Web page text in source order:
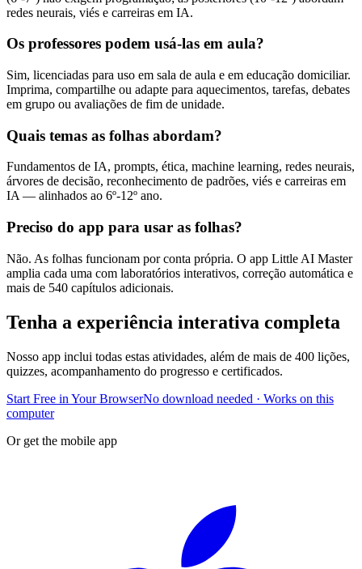
redes neurais, viés e carreiras em IA.
Os professores podem usá-las em aula?
Sim, licenciadas para uso em sala de aula e em educação domiciliar.
Imprima, compartilhe ou adapte para aquecimentos, tarefas, debates
em grupo ou avaliações de fim de unidade.
Quais temas as folhas abordam?
Fundamentos de IA, prompts, ética, machine learning, redes neurais,
árvores de decisão, reconhecimento de padrões, viés e carreiras em
IA — alinhados ao 6º-12º ano.
Preciso do app para usar as folhas?
Não. As folhas funcionam por conta própria. O app Little AI Master
amplia cada uma com laboratórios interativos, correção automática e
mais de 540 capítulos adicionais.
Tenha a experiência interativa completa
Nosso app inclui todas estas atividades, além de mais de 400 lições,
quizzes, acompanhamento do progresso e certificados.
Start Free in Your BrowserNo download needed · Works on this
computer
Or get the mobile app